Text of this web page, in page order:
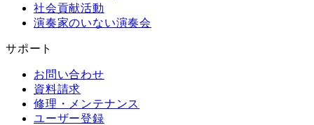
社会貢献活動
演奏家のいない演奏会
サポート
お問い合わせ
資料請求
修理・メンテナンス
ユーザー登録